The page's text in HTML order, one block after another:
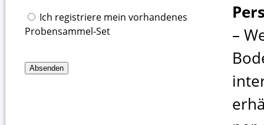
Ich registriere mein vorhandenes
Probensammel-Set
–